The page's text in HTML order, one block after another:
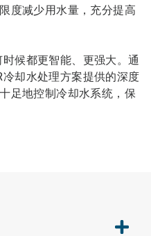
度减少用水量，充分提高
候都更智能、更强大。通
却水处理方案提供的深度
足地控制冷却水系统，保